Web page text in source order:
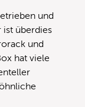
und
ist überdies
und
hat viele